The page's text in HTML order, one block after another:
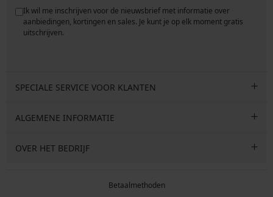
Ik wil me inschrijven voor de nieuwsbrief met informatie over
aanbiedingen, kortingen en sales. Je kunt je op elk moment gratis
uitschrijven.
SPECIALE SERVICE VOOR KLANTEN
ALGEMENE INFORMATIE
OVER HET BEDRIJF
Betaalmethoden